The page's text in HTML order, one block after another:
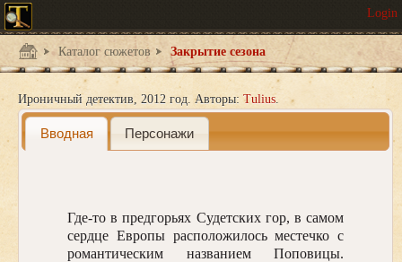
Каталог сюжетов Закрытие сезона
Ироничный детектив 2012 год. Авторы: Tulius
Вводная Персонажи
Где-то в предгорьях Судетских гор, в самом
сердце Европы расположилось местечко с
романтическим названием Поповицы.